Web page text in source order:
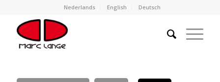
Nederlands English Deutsch